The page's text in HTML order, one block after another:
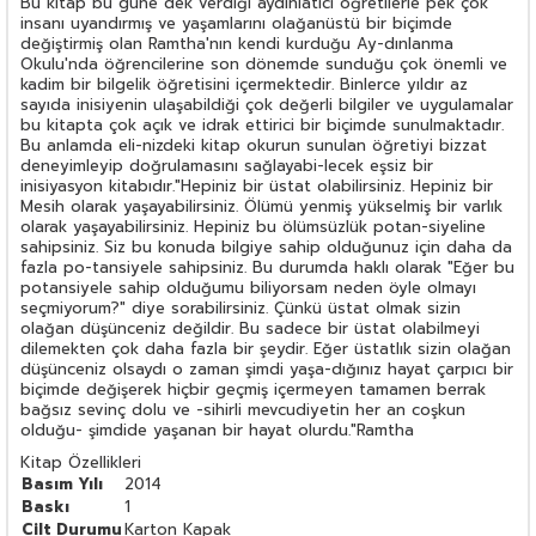
insanı uyandırmış ve yaşamlarını olağanüstü bir biçimde
değiştirmiş olan Ramtha'nın kendi kurduğu Ay-dınlanma
Okulu'nda öğrencilerine son dönemde sunduğu çok önemli ve
kadim bir bilgelik öğretisini içermektedir. Binlerce yıldır az
sayıda inisiyenin ulaşabildiği çok değerli bilgiler ve uygulamalar
bu kitapta çok açık ve idrak ettirici bir biçimde sunulmaktadır.
Bu anlamda eli-nizdeki kitap okurun sunulan öğretiyi bizzat
deneyimleyip doğrulamasını sağlayabi-lecek eşsiz bir
inisiyasyon kitabıdır."Hepiniz bir üstat olabilirsiniz. Hepiniz bir
Mesih olarak yaşayabilirsiniz. Ölümü yenmiş yükselmiş bir varlık
olarak yaşayabilirsiniz. Hepiniz bu ölümsüzlük potan-siyeline
sahipsiniz. Siz bu konuda bilgiye sahip olduğunuz için daha da
fazla po-tansiyele sahipsiniz. Bu durumda haklı olarak "Eğer bu
potansiyele sahip olduğumu biliyorsam neden öyle olmayı
seçmiyorum?" diye sorabilirsiniz. Çünkü üstat olmak sizin
olağan düşünceniz değildir. Bu sadece bir üstat olabilmeyi
dilemekten çok daha fazla bir şeydir. Eğer üstatlık sizin olağan
düşünceniz olsaydı o zaman şimdi yaşa-dığınız hayat çarpıcı bir
biçimde değişerek hiçbir geçmiş içermeyen tamamen berrak
bağsız sevinç dolu ve -sihirli mevcudiyetin her an coşkun
olduğu- şimdide yaşanan bir hayat olurdu."Ramtha
Kitap Özellikleri
Basım Yılı
2014
Baskı
1
Cilt DurumuKarton Kapak